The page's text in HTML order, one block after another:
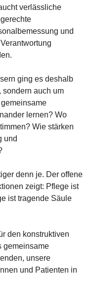
verlässliche
und
ging es deshalb
sondern auch um
lernen? Wo
Wie stärken
und
denn je. Der offene
zeigt: Pflege ist
ist tragende Säule
den konstruktiven
gemeinsame
unsere
und Patienten in